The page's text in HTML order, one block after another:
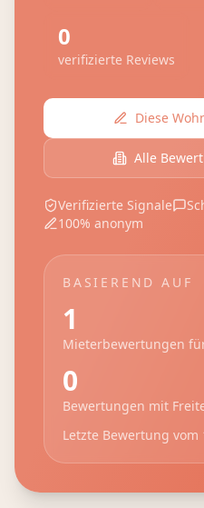
0
verifizierte Reviews
Diese
Alle
Verifizierte Signale
100% anonym
BASIEREND AUF
1
Mieterbewertungen
0
Bewertungen mit
Letzte Bewertung vom